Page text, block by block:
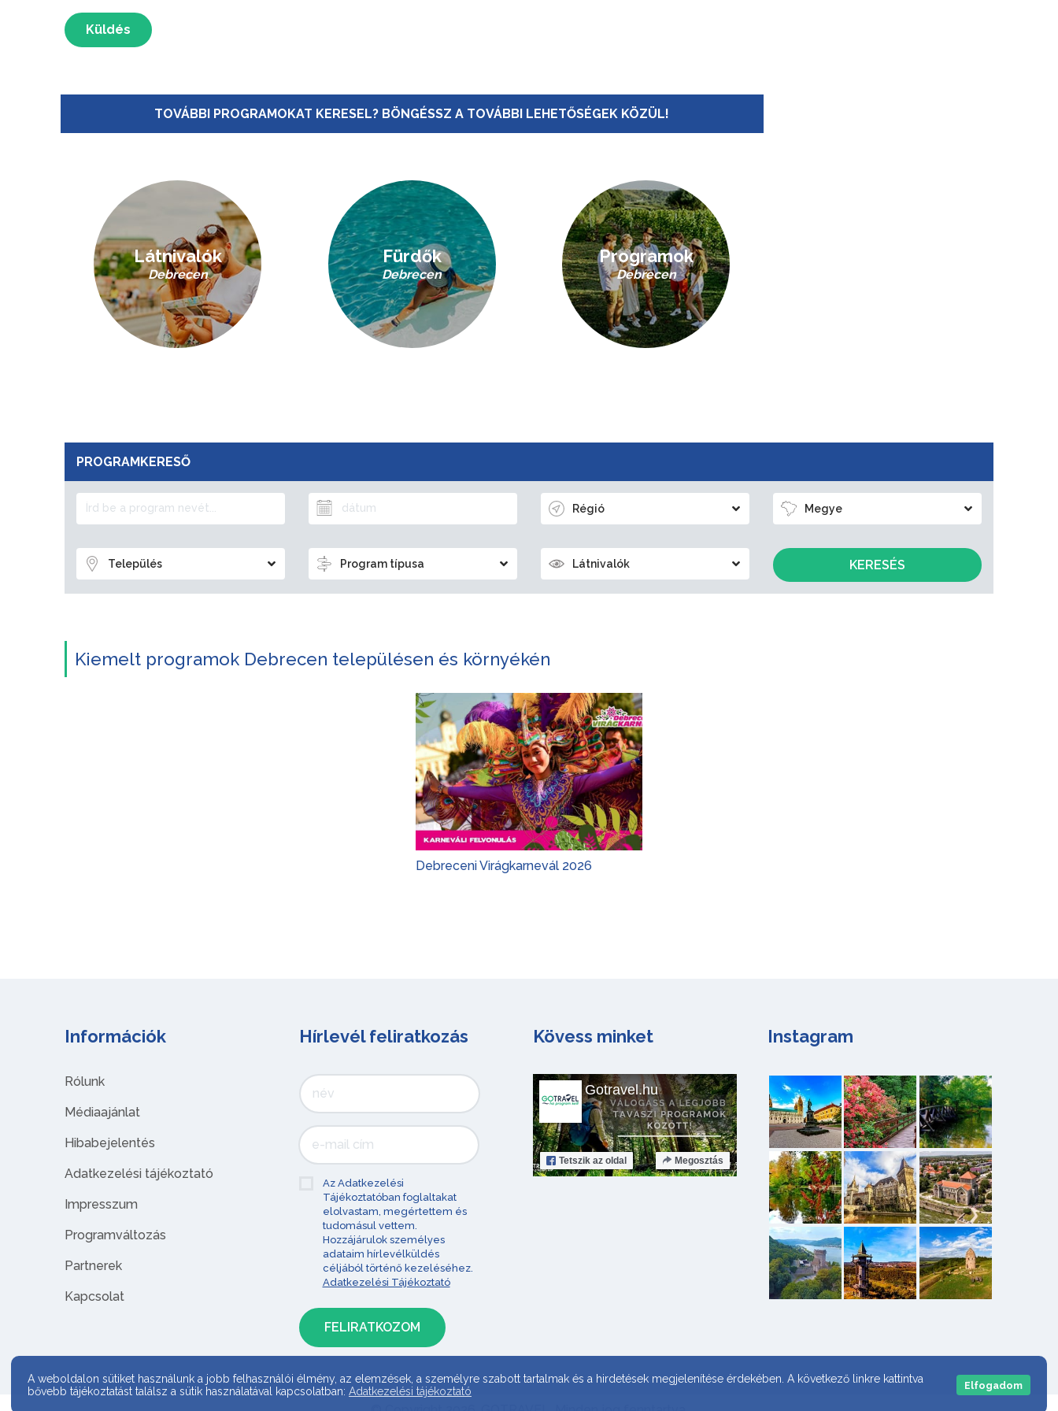
Küldés
TOVÁBBI PROGRAMOKAT KERESEL? BÖNGÉSSZ A TOVÁBBI LEHETŐSÉGEK KÖZÜL!
Látnivalók
Debrecen
Fürdők
Debrecen
Programok
Debrecen
PROGRAMKERESŐ
Régió Megye
Település Program típusa Látnivalók KERESÉS
Kiemelt programok Debrecen településen és környékén
Debreceni Virágkarnevál 2026
Információk
Rólunk
Médiaajánlat
Hibabejelentés
Adatkezelési tájékoztató
Impresszum
Programváltozás
Partnerek
Kapcsolat
Hírlevél feliratkozás
Az Adatkezelési
Tájékoztatóban foglaltakat
elolvastam, megértettem és
tudomásul vettem.
Hozzájárulok személyes
adataim hírlevélküldés
céljából történő kezeléséhez.
Adatkezelési Tájékoztató
Kövess minket
Gotravel.hu
Tetszik az oldal Megosztás
Instagram
A weboldalon sütiket használunk a jobb felhasználói élmény, az elemzések, a személyre szabott tartalmak és a hirdetések megjelenítése érdekében. A következő linkre kattintva
bővebb tájékoztatást találsz a sütik használatával kapcsolatban: Adatkezelési tájékoztató Elfogadom